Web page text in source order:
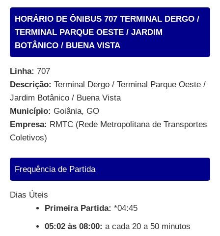
HORÁRIO DE ÔNIBUS 707 TERMINAL DERGO /
TERMINAL PARQUE OESTE / JARDIM
BOTÂNICO / BUENA VISTA
Linha: 707
Descrição: Terminal Dergo / Terminal Parque Oeste /
Jardim Botânico / Buena Vista
Município: Goiânia, GO
Empresa: RMTC (Rede Metropolitana de Transportes
Coletivos)
Frequência de Partida
Dias Úteis
Primeira Partida: *04:45
05:02 às 08:00: a cada 20 a 50 minutos